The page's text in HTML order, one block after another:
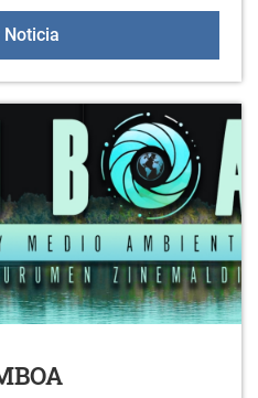
NoticiaSesiones de orientación